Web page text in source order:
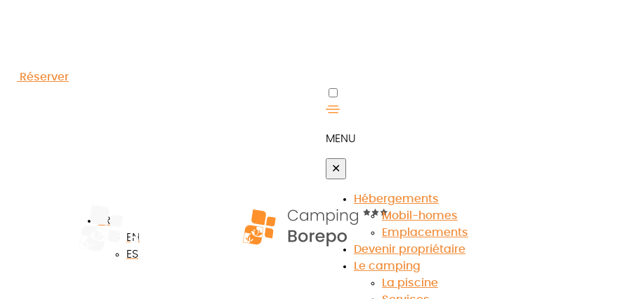
Réserver
FR
EN
ES
MENU
✕
Hébergements
Mobil-homes
Emplacements
Devenir propriétaire
Le camping
La piscine